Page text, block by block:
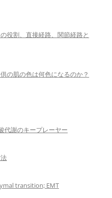
役割、直接経路、関節経路と
の肌の色は何色になるのか？
代謝のキープレーヤー
transition; EMT